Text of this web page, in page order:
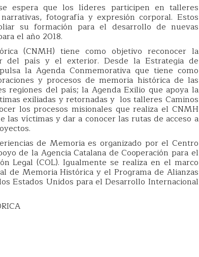
espera que los líderes participen en talleres
fotografía y expresión corporal. Estos
su formación para el desarrollo de nuevas
el año 2018.
(CNMH) tiene como objetivo reconocer la
del país y el exterior. Desde la Estrategia de
la Agenda Conmemorativa que tiene como
y procesos de memoria histórica de las
regiones del país; la Agenda Exilio que apoya la
exiliadas y retornadas y los talleres Caminos
los procesos misionales que realiza el CNMH
las víctimas y dar a conocer las rutas de acceso a
de Memoria es organizado por el Centro
de la Agencia Catalana de Cooperación para el
Legal (COL). Igualmente se realiza en el marco
de Memoria Histórica y el Programa de Alianzas
Estados Unidos para el Desarrollo Internacional